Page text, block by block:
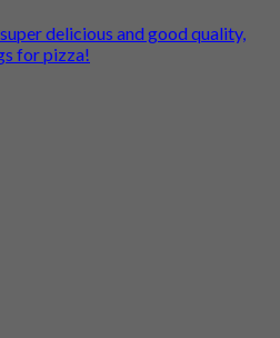
delicious and good quality,
for pizza!